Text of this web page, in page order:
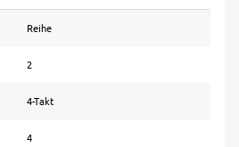
Reihe
2
4-Takt
4